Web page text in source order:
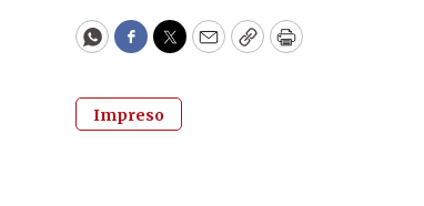
WhatsApp
Facebook
Twitter
EmailCopyPrint
Impreso